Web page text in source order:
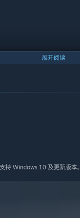
展开阅读
持 Windows 10 及更新版本。